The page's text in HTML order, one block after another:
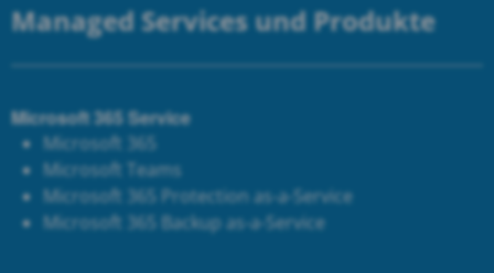
Managed Services und Produkte
Microsoft 365 Service
Microsoft 365
Microsoft Teams
Microsoft 365 Protection as-a-Service
Microsoft 365 Backup as-a-Service